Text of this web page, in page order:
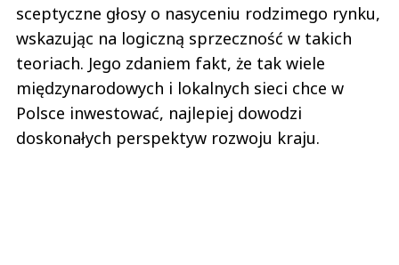
sceptyczne głosy o nasyceniu rodzimego rynku,
wskazując na logiczną sprzeczność w takich
teoriach. Jego zdaniem fakt, że tak wiele
międzynarodowych i lokalnych sieci chce w
Polsce inwestować, najlepiej dowodzi
doskonałych perspektyw rozwoju kraju.